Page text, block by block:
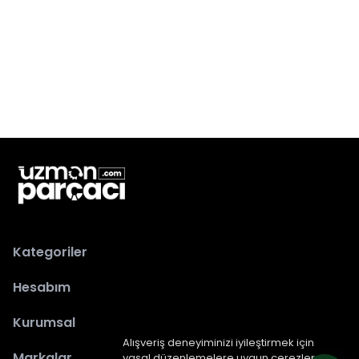
Alışveriş deneyiminizi iyileştirmek için
Kategoriler
Hesabım
Kurumsal